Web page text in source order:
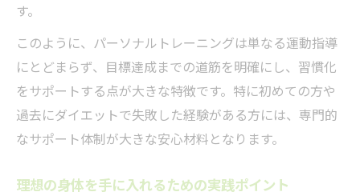
す。
このように、パーソナルトレーニングは単なる運動指導
にとどまらず、目標達成までの道筋を明確にし、習慣化
をサポートする点が大きな特徴です。特に初めての方や
過去にダイエットで失敗した経験がある方には、専門的
なサポート体制が大きな安心材料となります。
理想の身体を手に入れるための実践ポイント